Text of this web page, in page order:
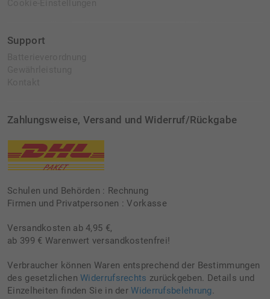
Support
Zahlungsweise, Versand und Widerruf/Rückgabe
Schulen und Behörden : Rechnung
Firmen und Privatpersonen : Vorkasse
Versandkosten ab 4,95 €,
ab 399 € Warenwert versandkostenfrei!
Verbraucher können Waren entsprechend der Bestimmungen
des gesetzlichenWiderrufsrechts zurückgeben. Details und
Einzelheiten finden Sie in derWiderrufsbelehrung.